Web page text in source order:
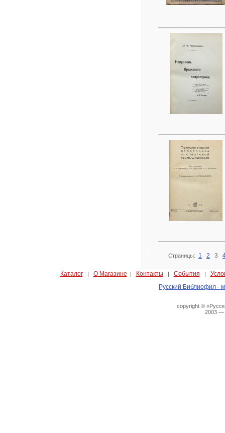
Страницы: 1 2 3
Каталог| О Магазине | Контакты | События |
Русский Библиофил -
copyright ©
2003 —